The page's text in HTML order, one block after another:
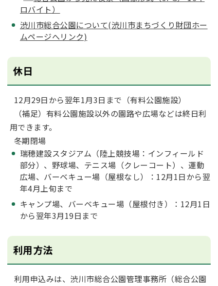
ロバイト）
渋川市総合公園について(渋川市まちづくり財団ホー
ムページへリンク)
休日
12月29日から翌年1月3日まで（有料公園施設）
（補足）有料公園施設以外の園路や広場などは終日利
用できます。
冬期閉場
瑞穂建設スタジアム（陸上競技場：インフィールド
部分）、野球場、テニス場（クレーコート）、運動
広場、バーベキュー場（屋根なし）：12月1日から翌
年4月上旬まで
キャンプ場、バーベキュー場（屋根付き）：12月1日
から翌年3月19日まで
利用方法
利用申込みは、渋川市総合公園管理事務所（総合公園